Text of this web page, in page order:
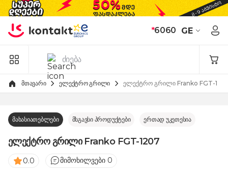
Skip to Content
*6060 GE
მთავარი ელექტრო გრილი ელექტრო გრილი Franko FGT-
მახასიათებლები მსგავსი პროდუქტები ერთად უკეთესია
ელექტრო გრილი Franko FGT-1207
0.0 მიმოხილვები 0